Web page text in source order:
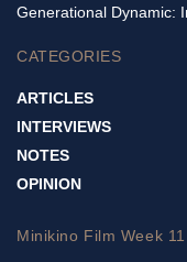
Generational Dynamic:
CATEGORIES
ARTICLES
INTERVIEWS
NOTES
OPINION
Minikino Film Week